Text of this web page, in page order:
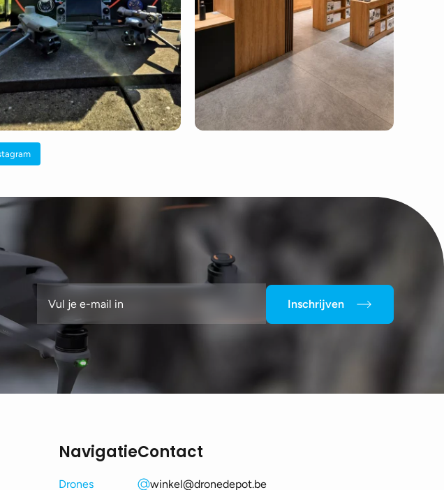
Inschrijven
Navigatie
Drones
Contact
winkel@dronedepot.be